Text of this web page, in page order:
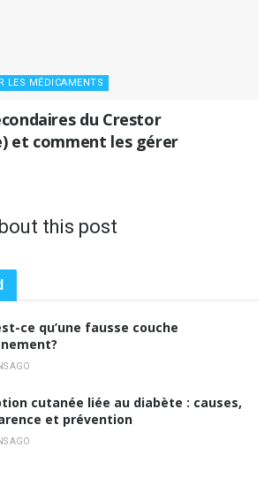
LES MÉDICAMENTS
du Crestor
et comment les gérer
this post
ce qu’une fausse couche
AGO
cutanée liée au diabète : causes,
et prévention
AGO